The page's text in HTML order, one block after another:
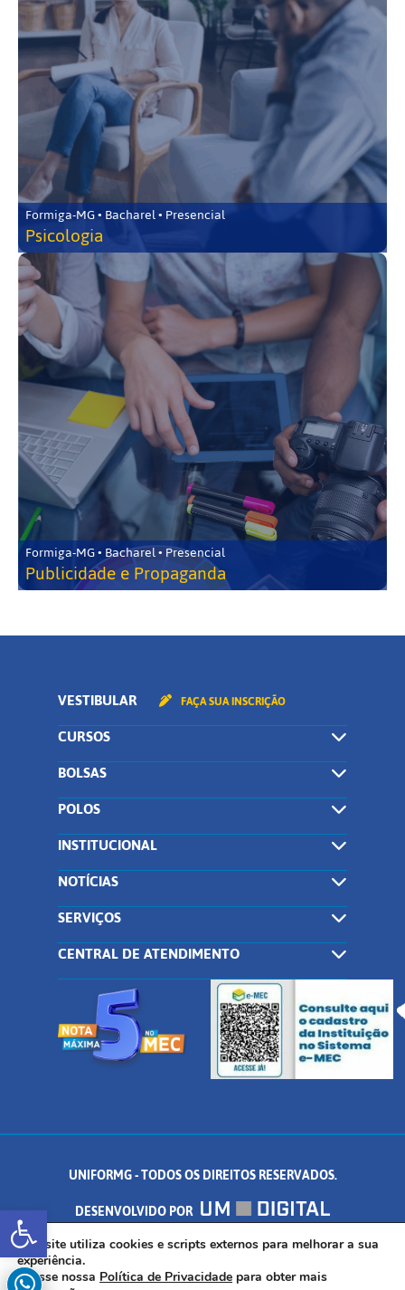
Abrir a barra de ferramentas
Formiga-MG • Bacharel • Presencial
Psicologia
Formiga-MG • Bacharel • Presencial
Publicidade e Propaganda
VESTIBULAR FAÇA SUA INSCRIÇÃO
CURSOS
BOLSAS
POLOS
INSTITUCIONAL
NOTÍCIAS
SERVIÇOS
CENTRAL DE ATENDIMENTO
UNIFORMG - TODOS OS DIREITOS RESERVADOS.
DESENVOLVIDO POR
AV. DR. ARNALDO DE SENNA, 328 - PALMEIRAS, FORMIGA/MG - CEP:
35.574.530
Este site utiliza cookies e scripts externos para melhorar a sua
experiência.
Acesse nossa Política de Privacidade para obter mais